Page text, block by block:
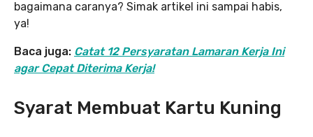
bagaimana caranya? Simak artikel ini sampai habis,
ya!
Baca juga: Catat 12 Persyaratan Lamaran Kerja Ini
agar Cepat Diterima Kerja!
Syarat Membuat Kartu Kuning